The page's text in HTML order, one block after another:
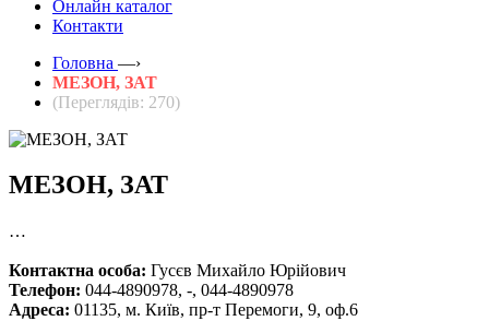
Онлайн каталог
Контакти
Головна —›
МЕЗОН, ЗАТ
(Переглядів: 270)
МЕЗОН, ЗАТ
…
Контактна особа: Гусєв Михайло Юрійович
Телефон: 044-4890978, -, 044-4890978
Адреса: 01135, м. Київ, пр-т Перемоги, 9, оф.6